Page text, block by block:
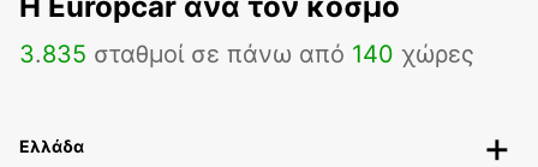
3.835 σταθμοί σε πάνω από 140 χώρες
Ελλάδα